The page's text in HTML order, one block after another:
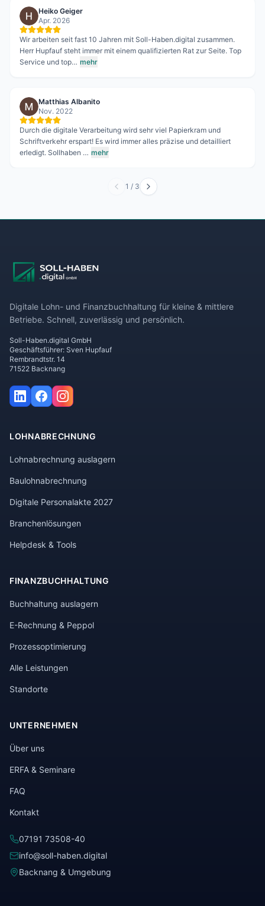
Heiko Geiger
Apr. 2026
Wir arbeiten seit fast 10 Jahren mit Soll-Haben.digital zusammen.
Herr Hupfauf steht immer mit einem qualifizierten Rat zur Seite. Top
Service und top… mehr
Matthias Albanito
Nov. 2022
Durch die digitale Verarbeitung wird sehr viel Papierkram und
Schriftverkehr erspart! Es wird immer alles präzise und detailliert
erledigt. Sollhaben … mehr
1 / 3
Digitale Lohn- und Finanzbuchhaltung für kleine & mittlere
Betriebe. Schnell, zuverlässig und persönlich.
Soll-Haben.digital GmbH
Geschäftsführer: Sven Hupfauf
Rembrandtstr. 14
71522 Backnang
LOHNABRECHNUNG
Lohnabrechnung auslagern
Baulohnabrechnung
Digitale Personalakte 2027
Branchenlösungen
Helpdesk & Tools
FINANZBUCHHALTUNG
Buchhaltung auslagern
E-Rechnung & Peppol
Prozessoptimierung
Alle Leistungen
Standorte
UNTERNEHMEN
Über uns
ERFA & Seminare
FAQ
Kontakt
07191 73508-40
info@soll-haben.digital
Backnang & Umgebung